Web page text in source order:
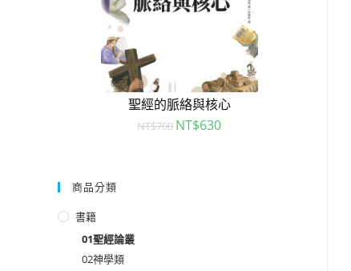
聖經的脈絡與核心
NT$700 NT$630
商品分類
書籍
01聖經論叢
02神學類